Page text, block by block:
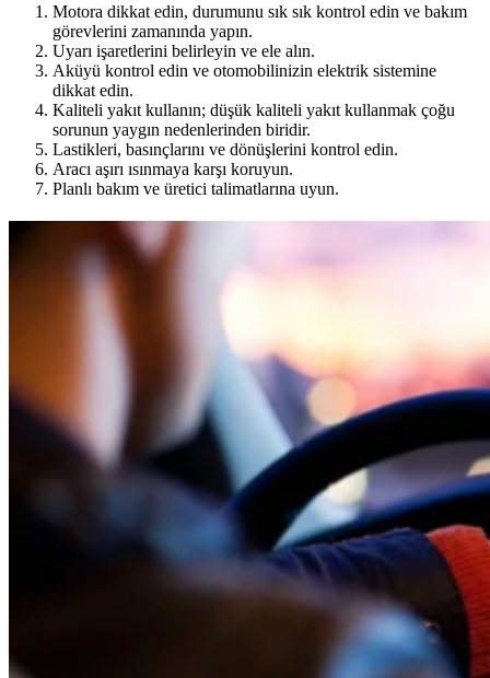
Motora dikkat edin, durumunu sık sık kontrol edin ve bakım
görevlerini zamanında yapın.
Uyarı işaretlerini belirleyin ve ele alın.
Aküyü kontrol edin ve otomobilinizin elektrik sistemine
dikkat edin.
Kaliteli yakıt kullanın; düşük kaliteli yakıt kullanmak çoğu
sorunun yaygın nedenlerinden biridir.
Lastikleri, basınçlarını ve dönüşlerini kontrol edin.
Aracı aşırı ısınmaya karşı koruyun.
Planlı bakım ve üretici talimatlarına uyun.